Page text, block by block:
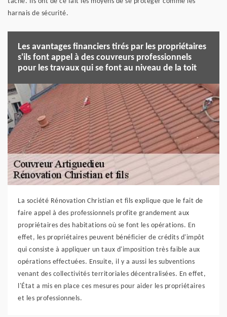
harnais de sécurité.
Les avantages financiers tirés par les propriétaires
s'ils font appel à des couvreurs professionnels
pour les travaux qui se font au niveau de la toit
La société Rénovation Christian et fils explique que le fait de
faire appel à des professionnels profite grandement aux
propriétaires des habitations où se font les opérations. En
effet, les propriétaires peuvent bénéficier de crédits d'impôt
qui consiste à appliquer un taux d'imposition très faible aux
opérations effectuées. Ensuite, il y a aussi les subventions
venant des collectivités territoriales décentralisées. En effet,
l'État a mis en place ces mesures pour aider les propriétaires
et les professionnels.